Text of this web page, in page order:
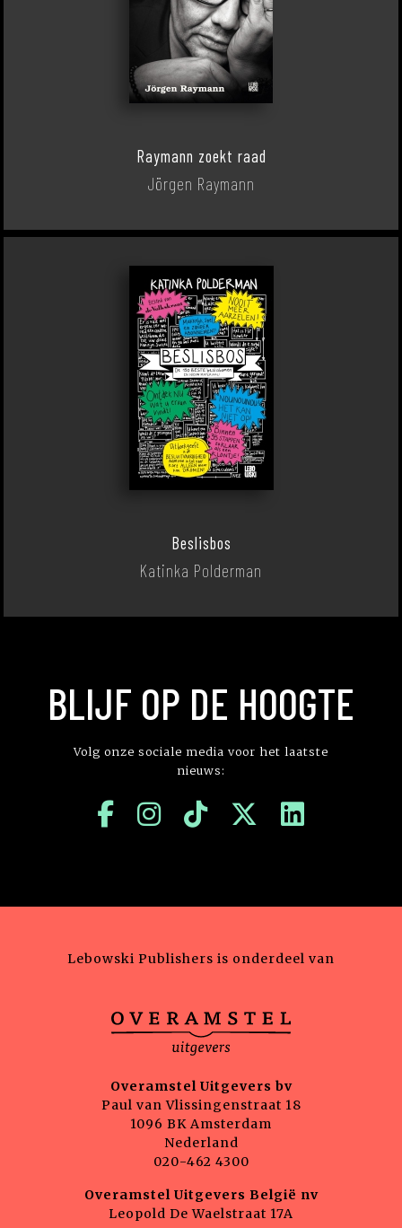
Raymann zoekt raad
Jörgen Raymann
Beslisbos
Katinka Polderman
BLIJF OP DE HOOGTE
Volg onze sociale media voor het laatste
nieuws:
Lebowski Publishers is onderdeel van
Overamstel Uitgevers bv
Paul van Vlissingenstraat 18
1096 BK Amsterdam
Nederland
020-462 4300
Overamstel Uitgevers België nv
Leopold De Waelstraat 17A